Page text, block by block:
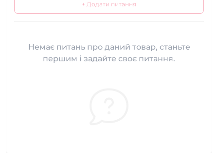
+ Додати питання
Немає питань про даний товар, станьте
першим і задайте своє питання.